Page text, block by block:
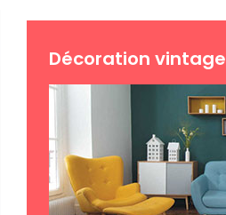
Décoration vintage